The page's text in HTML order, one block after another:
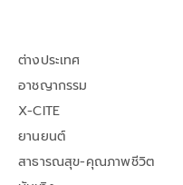
ต่างประเทศ
อาชญากรรม
X-CITE
ยานยนต์
สาธารณสุข-คุณภาพชีวิต